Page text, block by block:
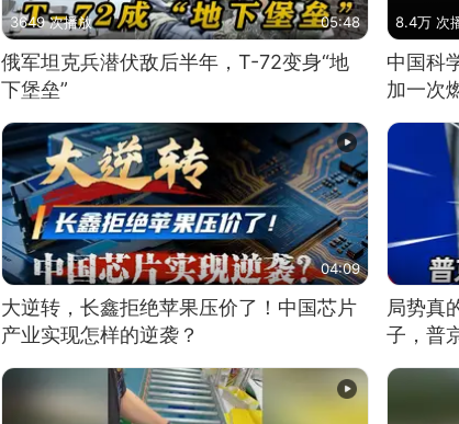
3649 次播放 05:48
俄军坦克兵潜伏敌后半年，T-72变身“地
下堡垒”
8.4万 次
中国科
加一次
04:09
大逆转，长鑫拒绝苹果压价了！中国芯片
产业实现怎样的逆袭？
局势真
子，普